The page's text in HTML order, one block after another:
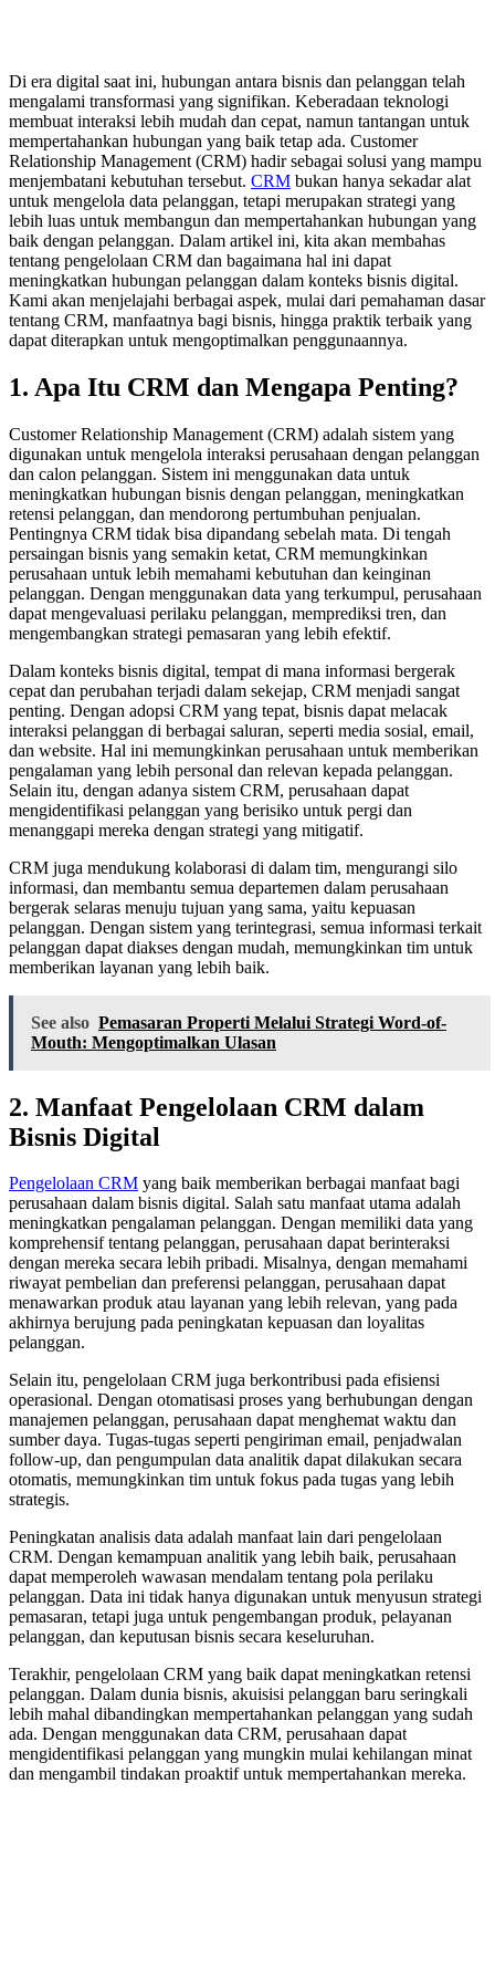
Di era digital saat ini, hubungan antara bisnis dan pelanggan telah
mengalami transformasi yang signifikan. Keberadaan teknologi
membuat interaksi lebih mudah dan cepat, namun tantangan untuk
mempertahankan hubungan yang baik tetap ada. Customer
Relationship Management (CRM) hadir sebagai solusi yang mampu
menjembatani kebutuhan tersebut. CRM bukan hanya sekadar alat
untuk mengelola data pelanggan, tetapi merupakan strategi yang
lebih luas untuk membangun dan mempertahankan hubungan yang
baik dengan pelanggan. Dalam artikel ini, kita akan membahas
tentang pengelolaan CRM dan bagaimana hal ini dapat
meningkatkan hubungan pelanggan dalam konteks bisnis digital.
Kami akan menjelajahi berbagai aspek, mulai dari pemahaman dasar
tentang CRM, manfaatnya bagi bisnis, hingga praktik terbaik yang
dapat diterapkan untuk mengoptimalkan penggunaannya.
1. Apa Itu CRM dan Mengapa Penting?
Customer Relationship Management (CRM) adalah sistem yang
digunakan untuk mengelola interaksi perusahaan dengan pelanggan
dan calon pelanggan. Sistem ini menggunakan data untuk
meningkatkan hubungan bisnis dengan pelanggan, meningkatkan
retensi pelanggan, dan mendorong pertumbuhan penjualan.
Pentingnya CRM tidak bisa dipandang sebelah mata. Di tengah
persaingan bisnis yang semakin ketat, CRM memungkinkan
perusahaan untuk lebih memahami kebutuhan dan keinginan
pelanggan. Dengan menggunakan data yang terkumpul, perusahaan
dapat mengevaluasi perilaku pelanggan, memprediksi tren, dan
mengembangkan strategi pemasaran yang lebih efektif.
Dalam konteks bisnis digital, tempat di mana informasi bergerak
cepat dan perubahan terjadi dalam sekejap, CRM menjadi sangat
penting. Dengan adopsi CRM yang tepat, bisnis dapat melacak
interaksi pelanggan di berbagai saluran, seperti media sosial, email,
dan website. Hal ini memungkinkan perusahaan untuk memberikan
pengalaman yang lebih personal dan relevan kepada pelanggan.
Selain itu, dengan adanya sistem CRM, perusahaan dapat
mengidentifikasi pelanggan yang berisiko untuk pergi dan
menanggapi mereka dengan strategi yang mitigatif.
CRM juga mendukung kolaborasi di dalam tim, mengurangi silo
informasi, dan membantu semua departemen dalam perusahaan
bergerak selaras menuju tujuan yang sama, yaitu kepuasan
pelanggan. Dengan sistem yang terintegrasi, semua informasi terkait
pelanggan dapat diakses dengan mudah, memungkinkan tim untuk
memberikan layanan yang lebih baik.
See also Pemasaran Properti Melalui Strategi Word-of-
Mouth: Mengoptimalkan Ulasan
2. Manfaat Pengelolaan CRM dalam
Bisnis Digital
Pengelolaan CRM yang baik memberikan berbagai manfaat bagi
perusahaan dalam bisnis digital. Salah satu manfaat utama adalah
meningkatkan pengalaman pelanggan. Dengan memiliki data yang
komprehensif tentang pelanggan, perusahaan dapat berinteraksi
dengan mereka secara lebih pribadi. Misalnya, dengan memahami
riwayat pembelian dan preferensi pelanggan, perusahaan dapat
menawarkan produk atau layanan yang lebih relevan, yang pada
akhirnya berujung pada peningkatan kepuasan dan loyalitas
pelanggan.
Selain itu, pengelolaan CRM juga berkontribusi pada efisiensi
operasional. Dengan otomatisasi proses yang berhubungan dengan
manajemen pelanggan, perusahaan dapat menghemat waktu dan
sumber daya. Tugas-tugas seperti pengiriman email, penjadwalan
follow-up, dan pengumpulan data analitik dapat dilakukan secara
otomatis, memungkinkan tim untuk fokus pada tugas yang lebih
strategis.
Peningkatan analisis data adalah manfaat lain dari pengelolaan
CRM. Dengan kemampuan analitik yang lebih baik, perusahaan
dapat memperoleh wawasan mendalam tentang pola perilaku
pelanggan. Data ini tidak hanya digunakan untuk menyusun strategi
pemasaran, tetapi juga untuk pengembangan produk, pelayanan
pelanggan, dan keputusan bisnis secara keseluruhan.
Terakhir, pengelolaan CRM yang baik dapat meningkatkan retensi
pelanggan. Dalam dunia bisnis, akuisisi pelanggan baru seringkali
lebih mahal dibandingkan mempertahankan pelanggan yang sudah
ada. Dengan menggunakan data CRM, perusahaan dapat
mengidentifikasi pelanggan yang mungkin mulai kehilangan minat
dan mengambil tindakan proaktif untuk mempertahankan mereka.